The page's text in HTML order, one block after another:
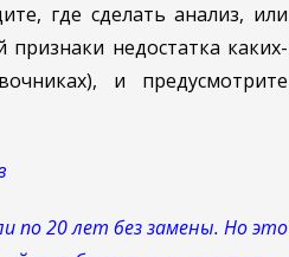
где сделать анализ, или
недостатка каких-
и предусмотрите
по 20 лет без замены. Но это